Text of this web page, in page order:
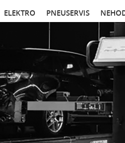
ELEKTRO PNEUSERVIS